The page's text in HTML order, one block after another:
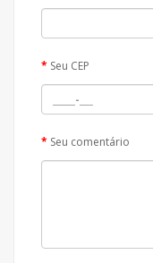
Seu CEP
Seu comentário